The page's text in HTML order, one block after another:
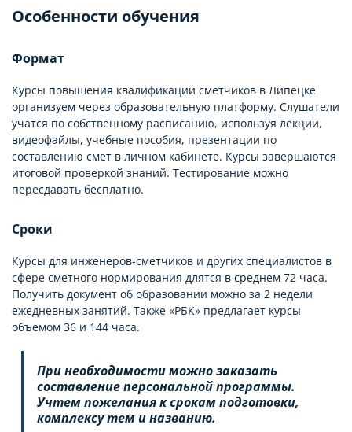
Особенности обучения
Формат
Курсы повышения квалификации сметчиков в Липецке
организуем через образовательную платформу. Слушатели
учатся по собственному расписанию, используя лекции,
видеофайлы, учебные пособия, презентации по
составлению смет в личном кабинете. Курсы завершаются
итоговой проверкой знаний. Тестирование можно
пересдавать бесплатно.
Сроки
Курсы для инженеров-сметчиков и других специалистов в
сфере сметного нормирования длятся в среднем 72 часа.
Получить документ об образовании можно за 2 недели
ежедневных занятий. Также «РБК» предлагает курсы
объемом 36 и 144 часа.
При необходимости можно заказать
составление персональной программы.
Учтем пожелания к срокам подготовки,
комплексу тем и названию.